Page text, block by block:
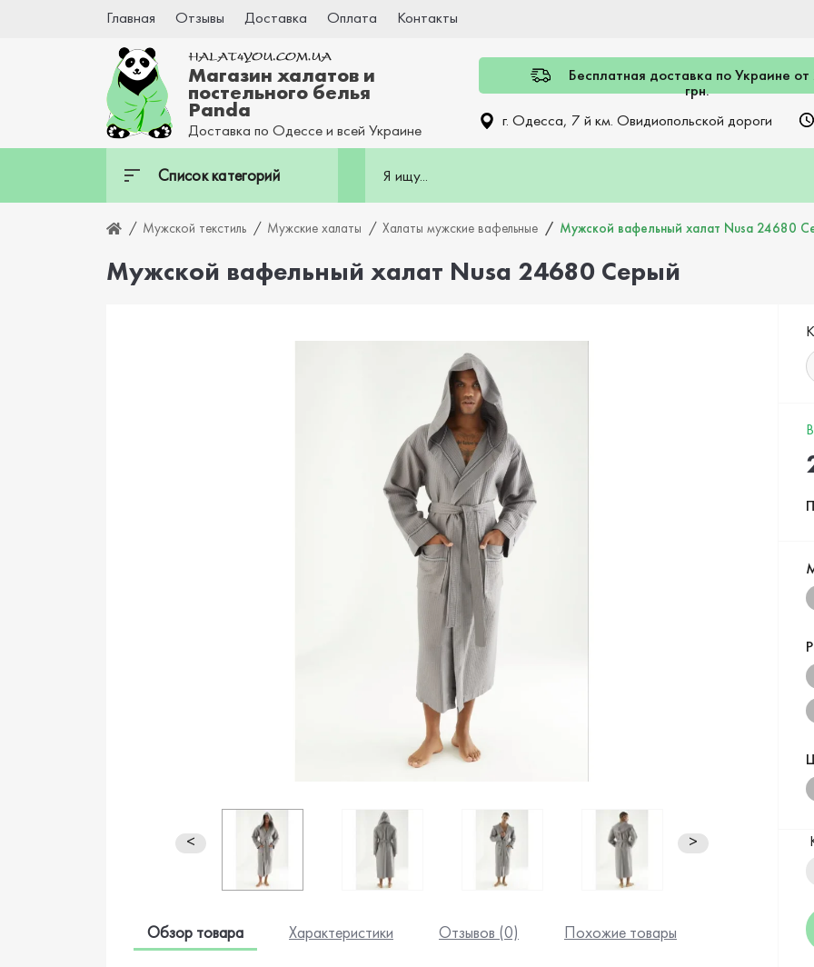
Главная Отзывы Доставка Оплата Контакты
Магазин халатов и
постельного белья
Panda
Доставка по Одессе и всей Украине
Бесплатная доставка по Украине
грн.
г. Одесса, 7 й км. Овидиопольской дороги
Список категорий
Мужской текстиль Мужские халаты Халаты мужские вафельные Мужской вафельный халат Nusa 24680
Мужской вафельный халат Nusa 24680 Серый
< >
Обзор товара Характеристики Отзывов (0) Похожие товары